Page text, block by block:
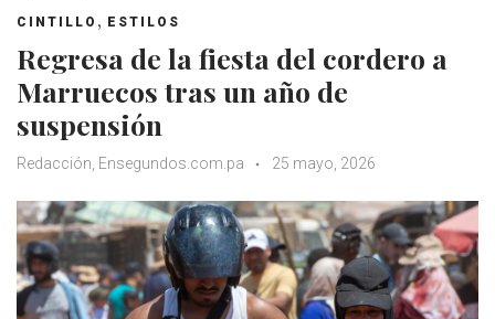
CINTILLO , ESTILOS
Regresa de la fiesta del cordero a
Marruecos tras un año de
suspensión
Redacción, Ensegundos.com.pa 25 mayo, 2026